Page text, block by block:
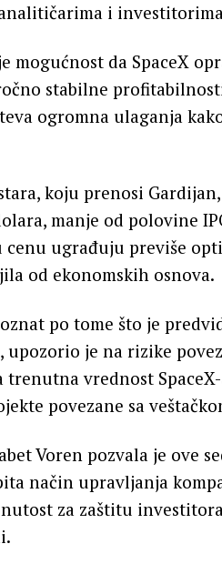
i
da SpaceX
stabilne
ogromna ulaganja
koju prenosi
manje od polovine
ugrađuju previše
od ekonomskih osnova.
po tome što je
upozorio je na rizike
trenutna vrednost
povezane sa
Voren pozvala je ove
način upravljanja
za zaštitu